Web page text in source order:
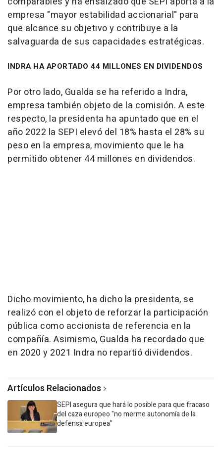
empresa "mayor estabilidad accionarial" para
que alcance su objetivo y contribuye a la
salvaguarda de sus capacidades estratégicas.
INDRA HA APORTADO 44 MILLONES EN DIVIDENDOS
Por otro lado, Gualda se ha referido a Indra,
empresa también objeto de la comisión. A este
respecto, la presidenta ha apuntado que en el
año 2022 la SEPI elevó del 18% hasta el 28% su
peso en la empresa, movimiento que le ha
permitido obtener 44 millones en dividendos.
Dicho movimiento, ha dicho la presidenta, se
realizó con el objeto de reforzar la participación
pública como accionista de referencia en la
compañía. Asimismo, Gualda ha recordado que
en 2020 y 2021 Indra no repartió dividendos.
Artículos Relacionados
SEPI asegura que hará lo posible para que fracaso
del caza europeo "no merme autonomía de la
defensa europea"